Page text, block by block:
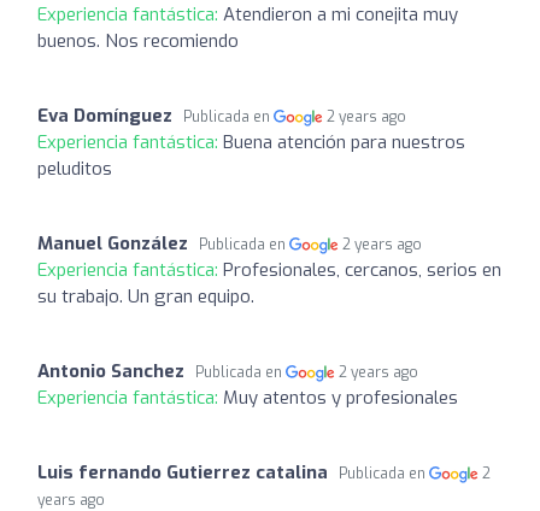
Experiencia fantástica: Atendieron a mi conejita muy
buenos. Nos recomiendo
Eva Domínguez Publicada en 2 years ago
Experiencia fantástica: Buena atención para nuestros
peluditos
Manuel González Publicada en 2 years ago
Experiencia fantástica: Profesionales, cercanos, serios en
su trabajo. Un gran equipo.
Antonio Sanchez Publicada en 2 years ago
Experiencia fantástica: Muy atentos y profesionales
Luis fernando Gutierrez catalina Publicada en
2
years ago